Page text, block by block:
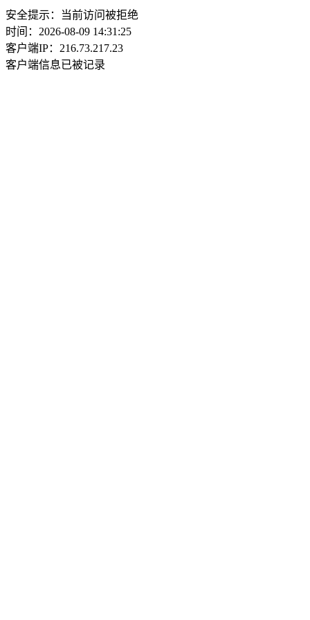
安全提示：当前访问被拒绝
时间：2026-08-09 14:31:25
客户端IP：216.73.217.23
客户端信息已被记录